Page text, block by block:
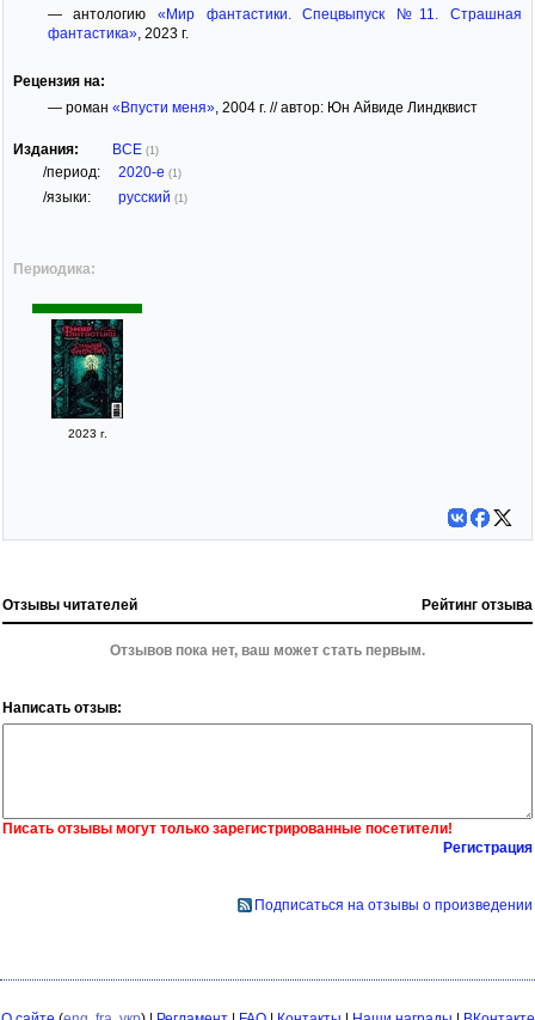
— антологию «Мир фантастики. Спецвыпуск №11. Страшная
фантастика», 2023 г.
Рецензия на:
— роман «Впусти меня», 2004 г. // автор: Юн Айвиде Линдквист
Издания: ВСЕ (1)
/период: 2020-е (1)
/языки: русский (1)
Периодика:
2023 г.
Отзывы читателей Рейтинг отзыва
Отзывов пока нет, ваш может стать первым.
Написать отзыв:
Писать отзывы могут только зарегистрированные посетители!
Регистрация
Подписаться на отзывы о произведении